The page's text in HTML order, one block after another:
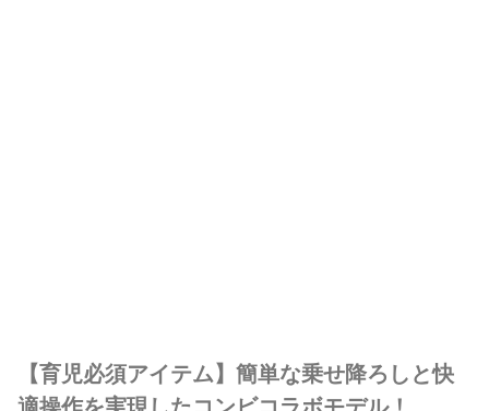
【育児必須アイテム】簡単な乗せ降ろしと快
適操作を実現したコンビコラボモデル！